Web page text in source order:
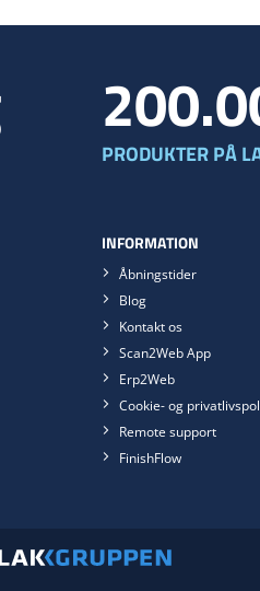
PRODUKTER PÅ
INFORMATION
Åbningstider
Blog
Kontakt os
Scan2Web App
Erp2Web
Cookie- og
Remote support
FinishFlow